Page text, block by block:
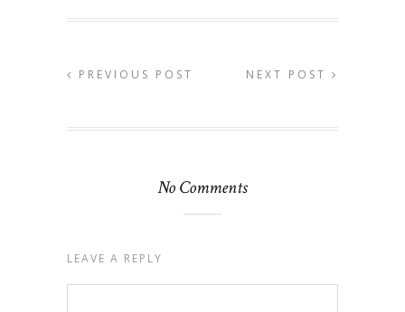
PREVIOUS POST NEXT POST
No Comments
LEAVE A REPLY